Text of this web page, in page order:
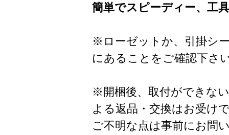
簡単でスピーディー、工
※ローゼットか、引掛シ
にあることをご確認下さ
※開梱後、取付ができな
よる返品・交換はお受け
ご不明な点は事前にお問